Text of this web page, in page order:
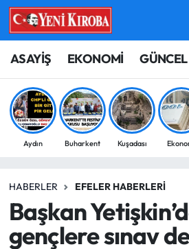
ASAYİŞ EKONOMİ GÜNCEL
Aydın Buharkent Kuşadası
HABERLER EFELER HABERLERI
Başkan
gençlere sınav
ASAYİŞ
BİLİM-TEKNOLOJİ
ÇEVRE
EĞİTİM
EKONOMİ
Aydın Nöbetçi Eczaneler
Aydın Hava Durumu
Aydin Namaz Vakitleri
Süper Lig Puan Durumu ve
Tüm Manşetler